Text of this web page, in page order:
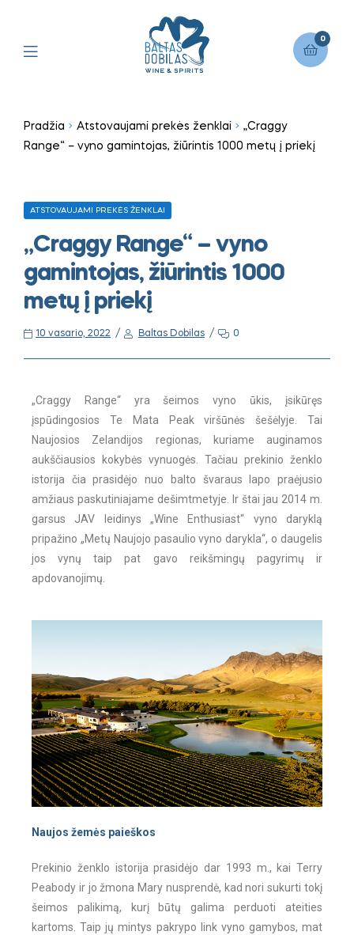
0
Pradžia Atstovaujami prekės ženklai
„Craggy
Range“ – vyno gamintojas, žiūrintis 1000 metų į priekį
ATSTOVAUJAMI PREKĖS ŽENKLAI
„Craggy Range“ – vyno
gamintojas, žiūrintis 1000
metų į priekį
10 vasario, 2022 Baltas Dobilas 0
„Craggy Range“ yra šeimos vyno ūkis, įsikūręs
įspūdingosios Te Mata Peak viršūnės šešėlyje. Tai
Naujosios Zelandijos regionas, kuriame auginamos
aukščiausios kokybės vynuogės. Tačiau prekinio ženklo
istorija čia prasidėjo nuo balto švaraus lapo praėjusio
amžiaus paskutiniajame dešimtmetyje. Ir štai jau 2014 m.
garsus JAV leidinys „Wine Enthusiast“ vyno daryklą
pripažino „Metų Naujojo pasaulio vyno darykla“, o daugelis
jos vynų taip pat gavo reikšmingų pagyrimų ir
apdovanojimų.
Naujos žemės paieškos
Prekinio ženklo istorija prasidėjo dar 1993 m., kai Terry
Peabody ir jo žmona Mary nusprendė, kad nori sukurti tokį
šeimos palikimą, kurį būtų galima perduoti ateities
kartoms. Taip jų mintys pakrypo link vyno gamybos, mat